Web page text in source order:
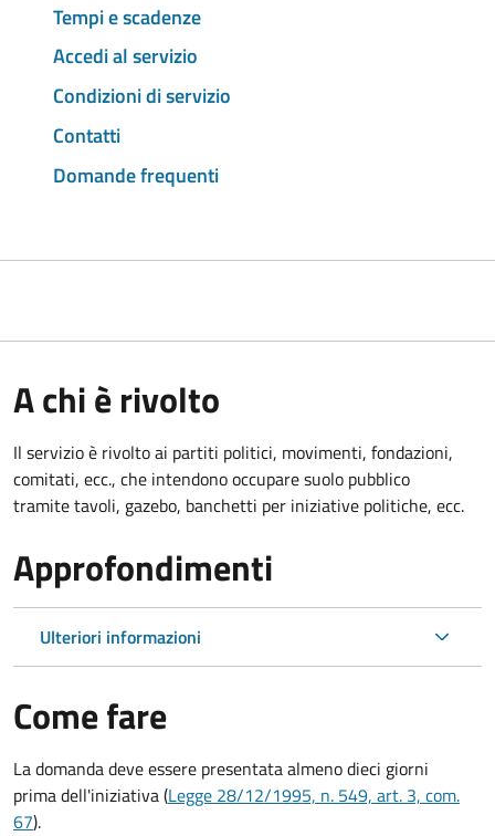
Tempi e scadenze
Accedi al servizio
Condizioni di servizio
Contatti
Domande frequenti
A chi è rivolto
Il servizio è rivolto ai partiti politici, movimenti, fondazioni,
comitati, ecc., che intendono occupare suolo pubblico
tramite tavoli, gazebo, banchetti per iniziative politiche, ecc.
Approfondimenti
Ulteriori informazioni
Come fare
La domanda deve essere presentataalmeno dieci giorni
primadell'iniziativa (Legge 28/12/1995, n. 549, art. 3, com.
67).